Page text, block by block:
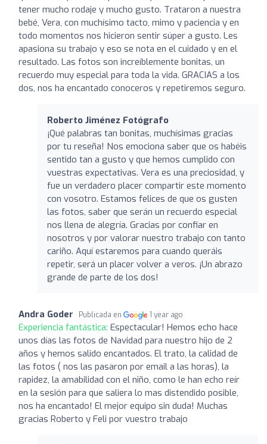
tener mucho rodaje y mucho gusto. Trataron a nuestra
bebé, Vera, con muchísimo tacto, mimo y paciencia y en
todo momentos nos hicieron sentir súper a gusto. Les
apasiona su trabajo y eso se nota en el cuidado y en el
resultado. Las fotos son increíblemente bonitas, un
recuerdo muy especial para toda la vida. GRACIAS a los
dos, nos ha encantado conoceros y repetiremos seguro.
Roberto Jiménez Fotógrafo
¡Qué palabras tan bonitas, muchísimas gracias
por tu reseña! Nos emociona saber que os habéis
sentido tan a gusto y que hemos cumplido con
vuestras expectativas. Vera es una preciosidad, y
fue un verdadero placer compartir este momento
con vosotro. Estamos felices de que os gusten
las fotos, saber que serán un recuerdo especial
nos llena de alegría. Gracias por confiar en
nosotros y por valorar nuestro trabajo con tanto
cariño. Aquí estaremos para cuando queráis
repetir, será un placer volver a veros. ¡Un abrazo
grande de parte de los dos!
Andra Goder Publicada en 1 year ago
Experiencia fantástica: Espectacular! Hemos echo hace
unos días las fotos de Navidad para nuestro hijo de 2
años y hemos salido encantados. El trato, la calidad de
las fotos ( nos las pasaron por email a las horas), la
rapidez, la amabilidad con el niño, como le han echo reír
en la sesión para que saliera lo mas distendido posible,
nos ha encantado! El mejor equipo sin duda! Muchas
gracias Roberto y Feli por vuestro trabajo